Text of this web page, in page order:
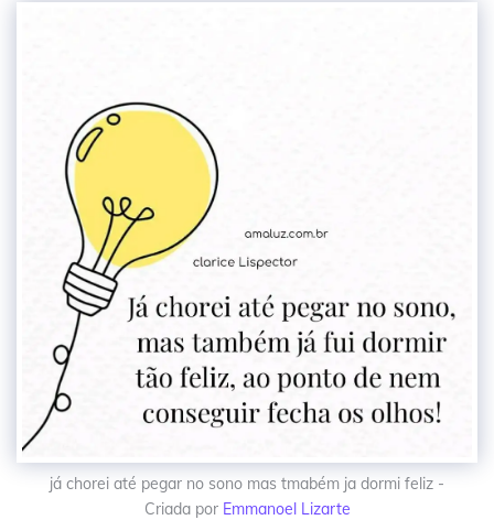
já chorei até pegar no sono mas tmabém ja dormi feliz -
Criada por Emmanoel Lizarte